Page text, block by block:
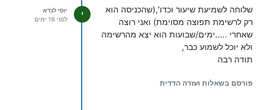
שלוחה לשמיעת שיעור וכדו',(שהכניסה הוא
רק לרשימת תפוצה מסוימת) ואני רוצה
שאחרי .....ימים/שבועות הוא יצא מהרשימה
ולא יוכל לשמוע כבר,
תודה רבה
פורסם בשאלות ועזרה הדדית
י
יוסי לנדא
לפני 16 ימים